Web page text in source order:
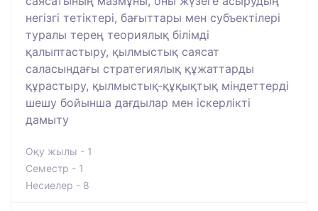
негізгі тетіктері, бағыттары мен субъектілері
туралы терең теориялық білімді
қалыптастыру, қылмыстық саясат
саласындағы стратегиялық құжаттарды
құрастыру, қылмыстық-құқықтық міндеттерді
шешу бойынша дағдылар мен іскерлікті
дамыту
Оқу жылы - 1
Семестр - 1
Несиелер - 8